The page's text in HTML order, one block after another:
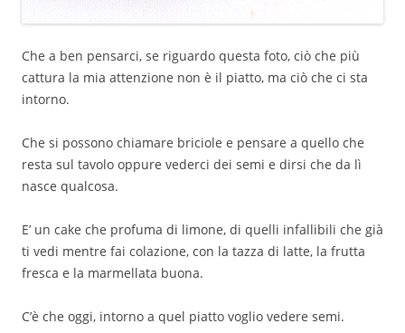
Che a ben pensarci, se riguardo questa foto, ciò che più
cattura la mia attenzione non è il piatto, ma ciò che ci sta
intorno.
Che si possono chiamare briciole e pensare a quello che
resta sul tavolo oppure vederci dei semi e dirsi che da lì
nasce qualcosa.
E’ un cake che profuma di limone, di quelli infallibili che già
ti vedi mentre fai colazione, con la tazza di latte, la frutta
fresca e la marmellata buona.
C’è che oggi, intorno a quel piatto voglio vedere semi.